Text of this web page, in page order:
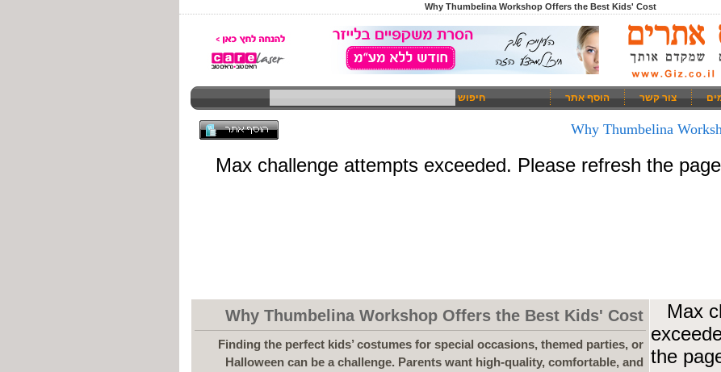
Why Thumbelina Workshop Offers the Best Kids' Cost
צור קשר הוסף אתר חיפוש
Why Thumbelina
Why Thumbelina Workshop Offers the Best Kids' Cost
Finding the perfect kids’ costumes for special occasions, themed parties, or
Halloween can be a challenge. Parents want high-quality, comfortable, and